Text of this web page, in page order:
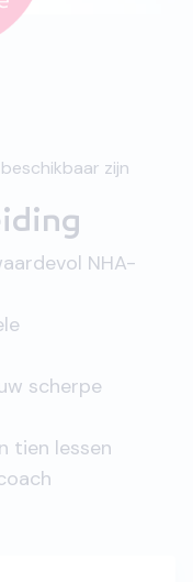
zijn
NHA-
scherpe
tien lessen